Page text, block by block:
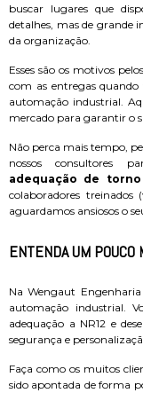
buscar lugares que
detalhes, mas de grande
da organização.
Esses são os motivos
com as entregas
automação industrial.
mercado para garantir o
Não perca mais tempo,
nossos consultores
adequação de torno
colaboradores treinados
aguardamos ansiosos o
ENTENDA UM POUCO
Na Wengaut
automação industrial.
adequação a NR12 e
segurança e
Faça como os muitos
sido apontada de forma